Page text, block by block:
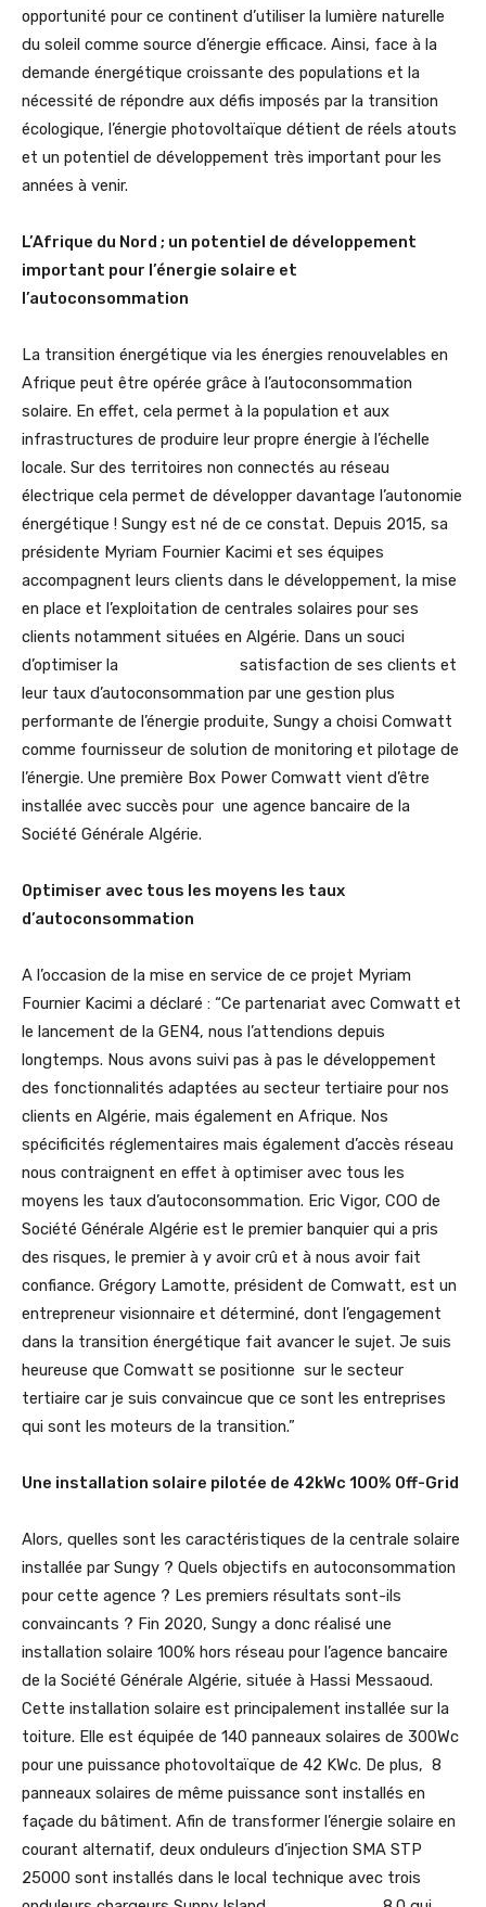
opportunité pour ce continent d’utiliser la lumière naturelle
du soleil comme source d’énergie efficace. Ainsi, face à la
demande énergétique croissante des populations et la
nécessité de répondre aux défis imposés par la transition
écologique, l’énergie photovoltaïque détient de réels atouts
et un potentiel de développement très important pour les
années à venir.
L’Afrique du Nord ; un potentiel de développement
important pour l’énergie solaire et
l’autoconsommation
La transition énergétique via les énergies renouvelables en
Afrique peut être opérée grâce à l’autoconsommation
solaire. En effet, cela permet à la population et aux
infrastructures de produire leur propre énergie à l’échelle
locale. Sur des territoires non connectés au réseau
électrique cela permet de développer davantage l’autonomie
énergétique ! Sungy est né de ce constat. Depuis 2015, sa
présidente Myriam Fournier Kacimi et ses équipes
accompagnent leurs clients dans le développement, la mise
en place et l’exploitation de centrales solaires pour ses
clients notamment situées en Algérie. Dans un souci
d’optimiser la satisfaction de ses clients et
leur taux d’autoconsommation par une gestion plus
performante de l’énergie produite, Sungy a choisi Comwatt
comme fournisseur de solution de monitoring et pilotage de
l’énergie. Une première Box Power Comwatt vient d’être
installée avec succès pour une agence bancaire de la
Société Générale Algérie.
Optimiser avec tous les moyens les taux
d’autoconsommation
A l’occasion de la mise en service de ce projet Myriam
Fournier Kacimi a déclaré : “Ce partenariat avec Comwatt et
le lancement de la GEN4, nous l’attendions depuis
longtemps. Nous avons suivi pas à pas le développement
des fonctionnalités adaptées au secteur tertiaire pour nos
clients en Algérie, mais également en Afrique. Nos
spécificités réglementaires mais également d’accès réseau
nous contraignent en effet à optimiser avec tous les
moyens les taux d’autoconsommation. Eric Vigor, COO de
Société Générale Algérie est le premier banquier qui a pris
des risques, le premier à y avoir crû et à nous avoir fait
confiance. Grégory Lamotte, président de Comwatt, est un
entrepreneur visionnaire et déterminé, dont l’engagement
dans la transition énergétique fait avancer le sujet. Je suis
heureuse que Comwatt se positionne sur le secteur
tertiaire car je suis convaincue que ce sont les entreprises
qui sont les moteurs de la transition.”
Une installation solaire pilotée de 42kWc 100% Off-Grid
Alors, quelles sont les caractéristiques de la centrale solaire
installée par Sungy ? Quels objectifs en autoconsommation
pour cette agence ? Les premiers résultats sont-ils
convaincants ? Fin 2020, Sungy a donc réalisé une
installation solaire 100% hors réseau pour l’agence bancaire
de la Société Générale Algérie, située à Hassi Messaoud.
Cette installation solaire est principalement installée sur la
toiture. Elle est équipée de 140 panneaux solaires de 300Wc
pour une puissance photovoltaïque de 42 KWc. De plus, 8
panneaux solaires de même puissance sont installés en
façade du bâtiment. Afin de transformer l’énergie solaire en
courant alternatif, deux onduleurs d’injection SMA STP
25000 sont installés dans le local technique avec trois